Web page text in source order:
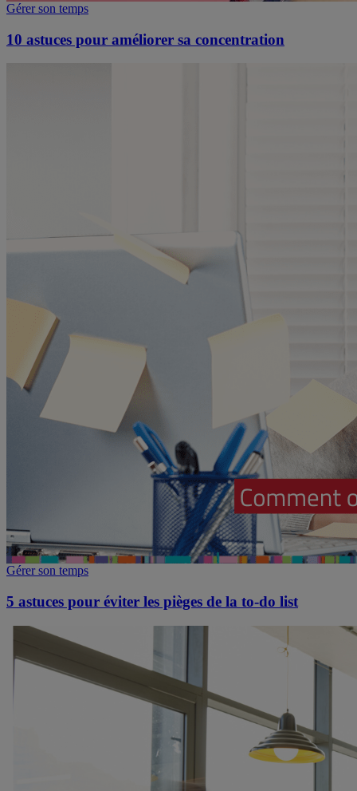
Gérer son temps
10 astuces pour améliorer sa concentration
Gérer son temps
5 astuces pour éviter les pièges de la to-do list